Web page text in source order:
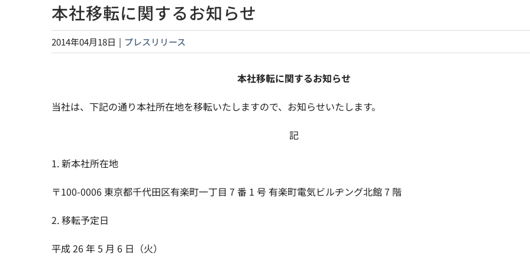
本社移転に関するお知らせ
2014年04月18日 | プレスリリース
本社移転に関するお知らせ
当社は、下記の通り本社所在地を移転いたしますので、お知らせいたします。
記
1. 新本社所在地
〒100-0006 東京都千代田区有楽町一丁目 7 番 1 号 有楽町電気ビルヂング北館 7 階
2. 移転予定日
平成 26 年 5 月 6 日（火）